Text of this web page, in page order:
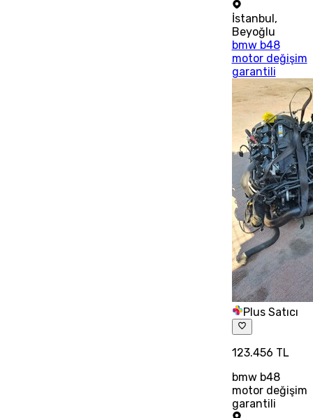
İstanbul ,
Beyoğlu
bmw b48
motor değişim
garantili
Plus Satıcı
123.456 TL
bmw b48
motor değişim
garantili